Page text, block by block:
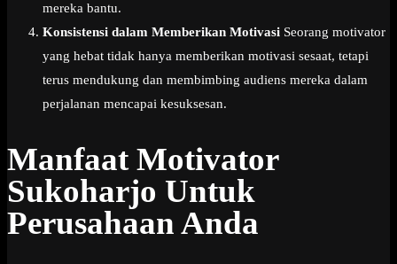
mereka bantu.
Konsistensi dalam Memberikan Motivasi Seorang motivator
yang hebat tidak hanya memberikan motivasi sesaat, tetapi
terus mendukung dan membimbing audiens mereka dalam
perjalanan mencapai kesuksesan.
Manfaat Motivator
Sukoharjo Untuk
Perusahaan Anda